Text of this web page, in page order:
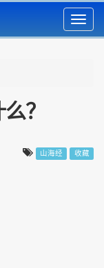
？
山海经 收藏